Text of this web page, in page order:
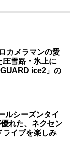
カメラマンの愛
圧雪路・氷上に
ice2」の
ルシーズンタイ
れた、ネクセン
イブを楽しみ